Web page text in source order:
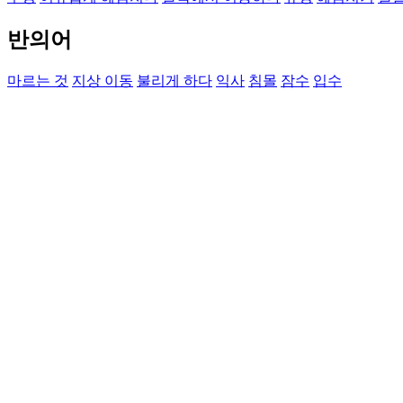
반의어
마르는 것 지상 이동 불리게 하다 익사 침몰 잠수 입수